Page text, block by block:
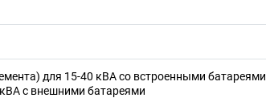
для 15-40 кВA со встроенными батареями
с внешними батареями